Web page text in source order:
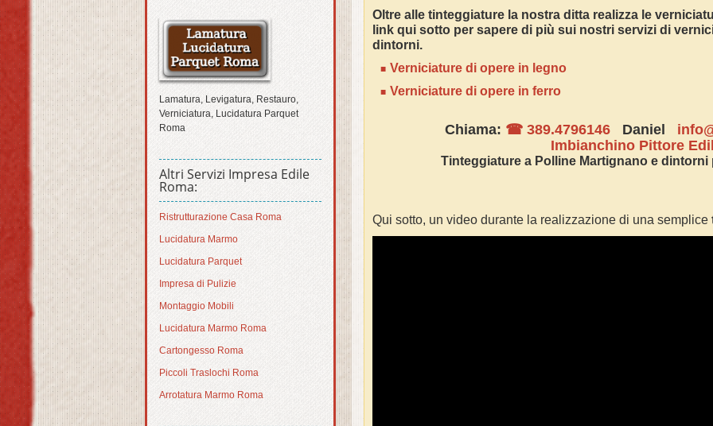
Oltre alle tinteggiature la nostra ditta realizza le
link qui sotto per sapere di più sui nostri servizi di
dintorni.
Verniciature di opere in legno
Verniciature di opere in ferro
Chiama: ☎ 389.4796146Daniel
Imbianchino Pittore
Tinteggiature a Polline Martignano e dintorni
Qui sotto, un video durante la realizzazione di una semplice
Lamatura, Levigatura, Restauro,
Verniciatura, Lucidatura Parquet
Roma
Altri Servizi Impresa Edile
Roma:
Ristrutturazione Casa Roma
Lucidatura Marmo
Lucidatura Parquet
Impresa di Pulizie
Montaggio Mobili
Lucidatura Marmo Roma
Cartongesso Roma
Piccoli Traslochi Roma
Arrotatura Marmo Roma